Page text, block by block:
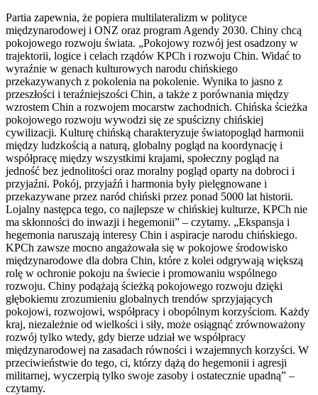
Partia zapewnia, że popiera multilateralizm w polityce
międzynarodowej i ONZ oraz program Agendy 2030. Chiny chcą
pokojowego rozwoju świata. „Pokojowy rozwój jest osadzony w
trajektorii, logice i celach rządów KPCh i rozwoju Chin. Widać to
wyraźnie w genach kulturowych narodu chińskiego
przekazywanych z pokolenia na pokolenie. Wynika to jasno z
przeszłości i teraźniejszości Chin, a także z porównania między
wzrostem Chin a rozwojem mocarstw zachodnich. Chińska ścieżka
pokojowego rozwoju wywodzi się ze spuścizny chińskiej
cywilizacji. Kulturę chińską charakteryzuje światopogląd harmonii
między ludzkością a naturą, globalny pogląd na koordynację i
współpracę między wszystkimi krajami, społeczny pogląd na
jedność bez jednolitości oraz moralny pogląd oparty na dobroci i
przyjaźni. Pokój, przyjaźń i harmonia były pielęgnowane i
przekazywane przez naród chiński przez ponad 5000 lat historii.
Lojalny następca tego, co najlepsze w chińskiej kulturze, KPCh nie
ma skłonności do inwazji i hegemonii” – czytamy. „Ekspansja i
hegemonia naruszają interesy Chin i aspiracje narodu chińskiego.
KPCh zawsze mocno angażowała się w pokojowe środowisko
międzynarodowe dla dobra Chin, które z kolei odgrywają większą
rolę w ochronie pokoju na świecie i promowaniu wspólnego
rozwoju. Chiny podążają ścieżką pokojowego rozwoju dzięki
głębokiemu zrozumieniu globalnych trendów sprzyjających
pokojowi, rozwojowi, współpracy i obopólnym korzyściom. Każdy
kraj, niezależnie od wielkości i siły, może osiągnąć zrównoważony
rozwój tylko wtedy, gdy bierze udział we współpracy
międzynarodowej na zasadach równości i wzajemnych korzyści. W
przeciwieństwie do tego, ci, którzy dążą do hegemonii i agresji
militarnej, wyczerpią tylko swoje zasoby i ostatecznie upadną” –
czytamy.